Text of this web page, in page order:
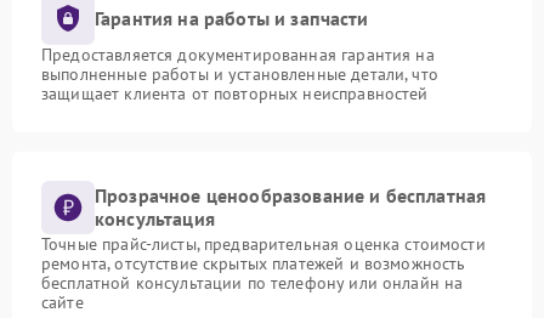
Гарантия на работы и запчасти
Предоставляется документированная гарантия на
выполненные работы и установленные детали, что
защищает клиента от повторных неисправностей
Прозрачное ценообразование и бесплатная
консультация
Точные прайс-листы, предварительная оценка стоимости
ремонта, отсутствие скрытых платежей и возможность
бесплатной консультации по телефону или онлайн на
сайте